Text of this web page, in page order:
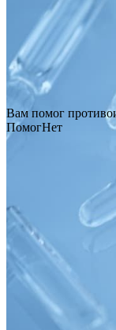
Вам помог
ПомогНет